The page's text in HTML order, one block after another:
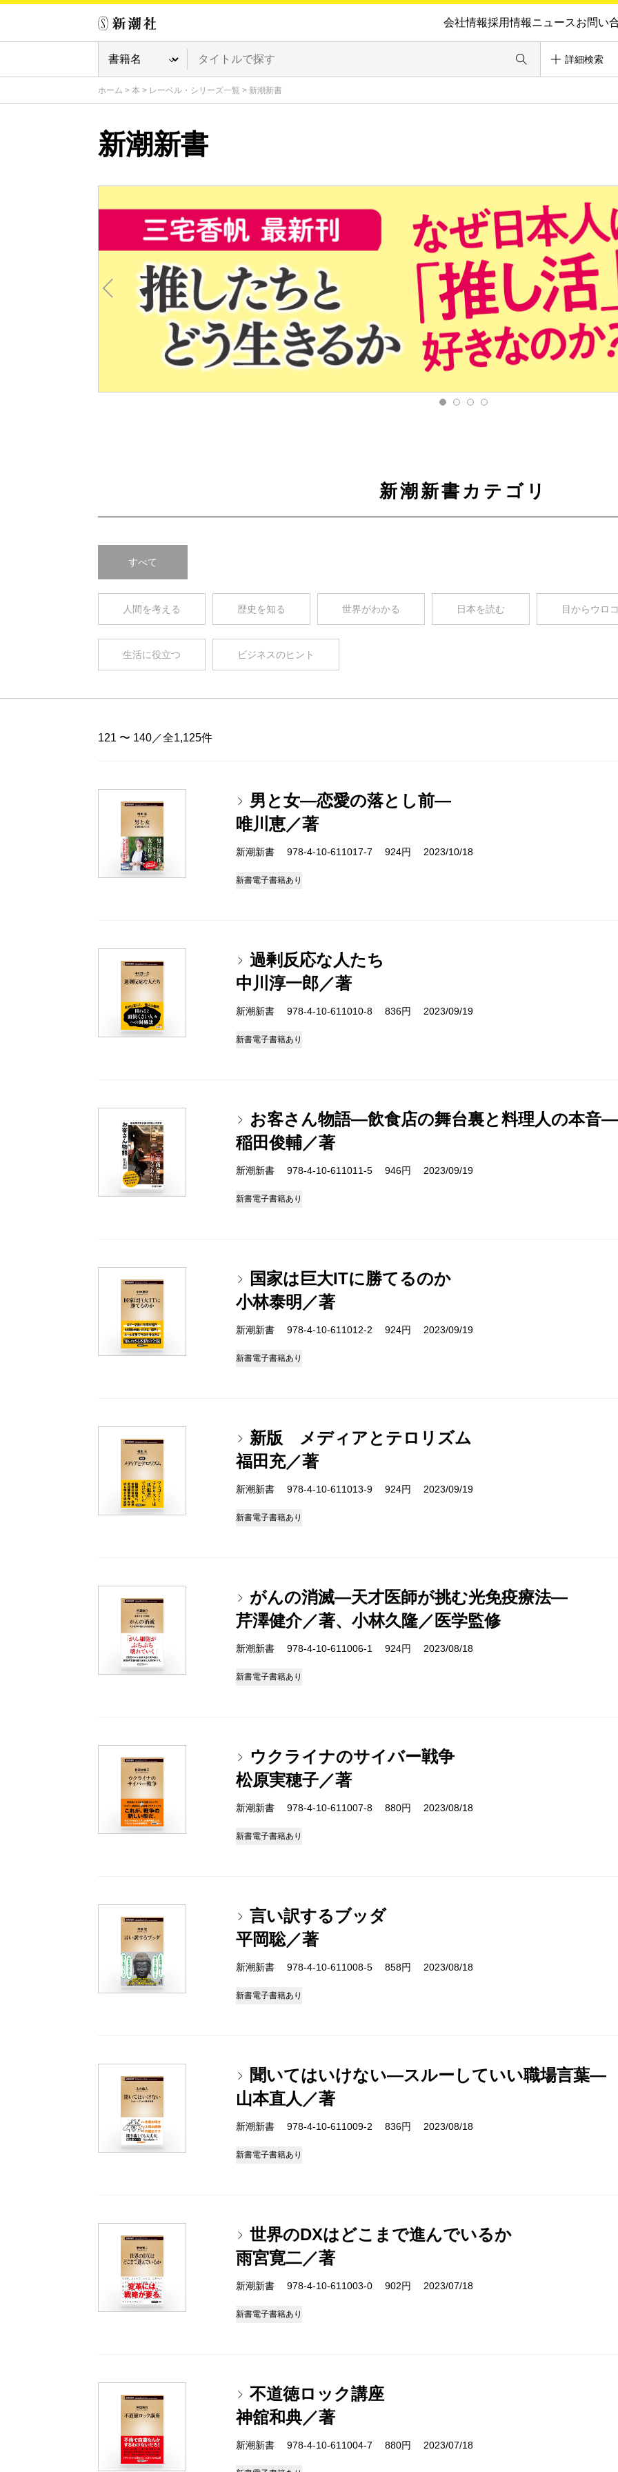
会社情報採用情報ニュースお問い
詳細検索
ホーム > 本 > レーベル・シリーズ一覧 > 新潮新書
新潮新書
新潮新書カテゴリ
すべて
人間を考える 歴史を知る 世界がわかる 日本を読む 目からウロコ
生活に役立つ ビジネスのヒント
121 〜 140／全1,125件
男と女―恋愛の落とし前―
唯川恵／著
新潮新書 978-4-10-611017-7 924円 2023/10/18
新書電子書籍あり
過剰反応な人たち
中川淳一郎／著
新潮新書 978-4-10-611010-8 836円 2023/09/19
新書電子書籍あり
お客さん物語―飲食店の舞台裏と料理人の本音―
稲田俊輔／著
新潮新書 978-4-10-611011-5 946円 2023/09/19
新書電子書籍あり
国家は巨大ITに勝てるのか
小林泰明／著
新潮新書 978-4-10-611012-2 924円 2023/09/19
新書電子書籍あり
新版 メディアとテロリズム
福田充／著
新潮新書 978-4-10-611013-9 924円 2023/09/19
新書電子書籍あり
がんの消滅―天才医師が挑む光免疫療法―
芹澤健介／著、小林久隆／医学監修
新潮新書 978-4-10-611006-1 924円 2023/08/18
新書電子書籍あり
ウクライナのサイバー戦争
松原実穂子／著
新潮新書 978-4-10-611007-8 880円 2023/08/18
新書電子書籍あり
言い訳するブッダ
平岡聡／著
新潮新書 978-4-10-611008-5 858円 2023/08/18
新書電子書籍あり
聞いてはいけない―スルーしていい職場言葉―
山本直人／著
新潮新書 978-4-10-611009-2 836円 2023/08/18
新書電子書籍あり
世界のDXはどこまで進んでいるか
雨宮寛二／著
新潮新書 978-4-10-611003-0 902円 2023/07/18
新書電子書籍あり
不道徳ロック講座
神舘和典／著
新潮新書 978-4-10-611004-7 880円 2023/07/18